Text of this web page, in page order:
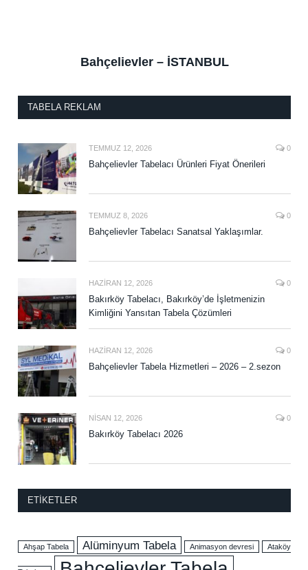
Bahçelievler – İSTANBUL
TABELA REKLAM
TEMMUZ 12, 2026 0
Bahçelievler Tabelacı Ürünleri Fiyat Önerileri
TEMMUZ 8, 2026 0
Bahçelievler Tabelacı Sanatsal Yaklaşımlar.
HAZIRAN 12, 2026 0
Bakırköy Tabelacı, Bakırköy’de İşletmenizin
Kimliğini Yansıtan Tabela Çözümleri
HAZIRAN 12, 2026 0
Bahçelievler Tabela Hizmetleri – 2026 – 2.sezon
NISAN 12, 2026 0
Bakırköy Tabelacı 2026
ETIKETLER
Ahşap Tabela Alüminyum Tabela Animasyon devresi Ataköy